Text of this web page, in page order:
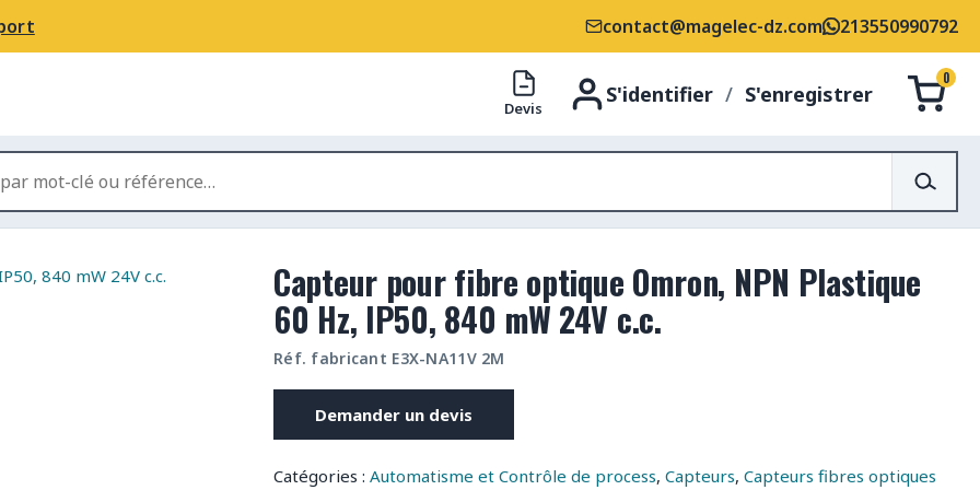
contact@magelec-dz.com 213550990792
S'identifier / S'enregistrer
Devis
0
Capteur pour fibre optique Omron, NPN Plastique
60 Hz, IP50, 840 mW 24V c.c.
Réf. fabricant E3X-NA11V 2M
Demander un devis
Catégories :Automatisme et Contrôle de process,Capteurs,Capteurs fibres optiques